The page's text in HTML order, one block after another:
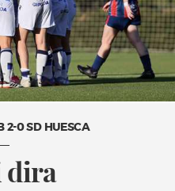
2-0 SD HUESCA
dira